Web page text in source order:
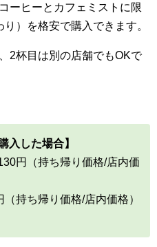
ーヒーとカフェミストに限
）を格安で購入できます。
2杯目は別の店舗でもOKで
入した場合】
円（持ち帰り価格/店内価
持ち帰り価格/店内価格）